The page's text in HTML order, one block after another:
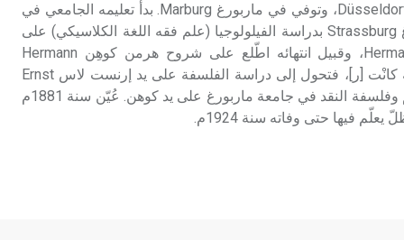
- هل تعلم أن أبجر Abgar اسم معروف
جيداً يعود إلى عدد من الملوك الذين
حكموا مدينة إديسا (الرها) من أبجر الأول
وحتى التاسع، وهم ينتسبون إلى أسرة
أوسروين
معاصر. ولد في دوسلدورف Düsseldorf، وتوفي في ماربورغ Marburg. بدأ تعليمه الجامعي في
بون Bonn ثم في ستراسبورغ Strassburg بدراسة الفيلولوجيا (علم فقه اللغة الكلاسيكي) على
يد هرمن يوسنر Hermann Usener، وقبيل انتهائه اطّلع على شروح هرمن كوهِن Hermann
Cohen ولانغِه Lange لفلسفة كانْت [ر]، فتحول إلى دراسة الفلسفة على يد إرنست لاس Ernst
Lass، ثم دراسة فلسفة العلم وفلسفة النقد في جامعة ماربورغ على يد كوهن. عُيّن سنة 1881م
فيها حتى وفاته سنة 1924م.